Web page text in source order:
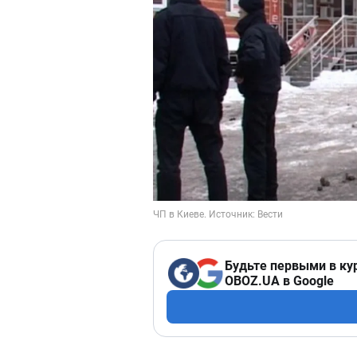
Будьте первыми в
OBOZ.UA в Google